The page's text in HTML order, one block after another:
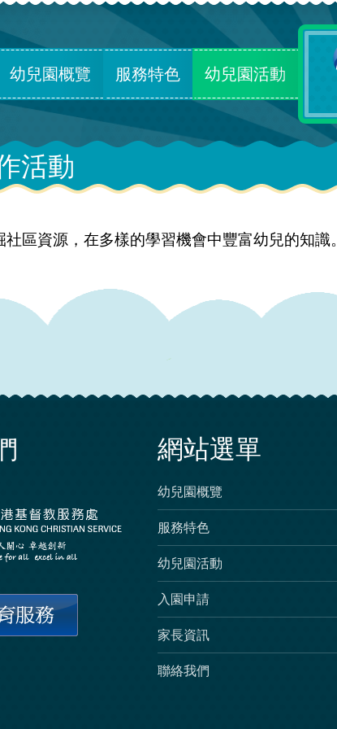
幼兒園概覽 服務特色 幼兒園活動
活動
區資源，在多樣的學習機會中豐富幼兒的知識。
網站選單
幼兒園概覽
服務特色
幼兒園活動
入園申請
家長資訊
聯絡我們